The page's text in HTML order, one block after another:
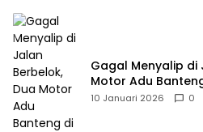
Gagal Menyalip di
Motor Adu
10 Januari 2026 0